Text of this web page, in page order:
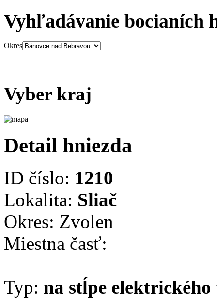
Vyhľadávanie bocianích
Okres
Vyber kraj
Detail hniezda
ID číslo: 1210
Lokalita: Sliač
Okres: Zvolen
Miestna časť:
Typ: na stĺpe elektrického